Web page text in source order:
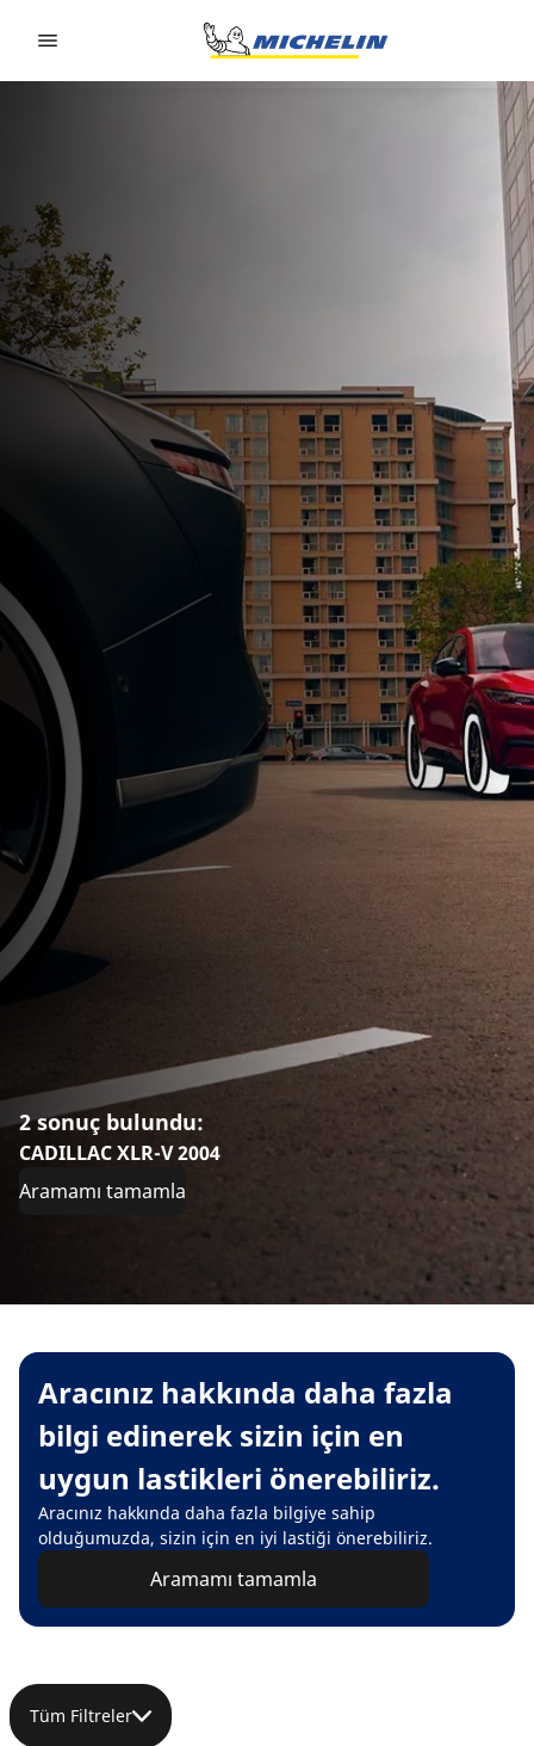
2 sonuç bulundu:
CADILLAC XLR-V 2004
Aramamı tamamla
Aracınız hakkında daha fazla
bilgi edinerek sizin için en
uygun lastikleri önerebiliriz.
Aracınız hakkında daha fazla bilgiye sahip
olduğumuzda, sizin için en iyi lastiği önerebiliriz.
Aramamı tamamla
Tüm Filtreler